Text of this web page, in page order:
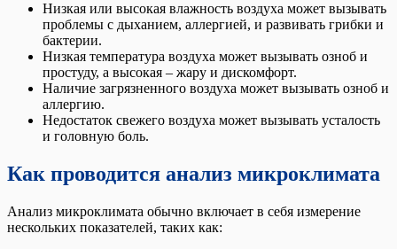
Низкая или высокая влажность воздуха может вызывать
проблемы с дыханием, аллергией, и развивать грибки и
бактерии.
Низкая температура воздуха может вызывать озноб и
простуду, а высокая – жару и дискомфорт.
Наличие загрязненного воздуха может вызывать озноб и
аллергию.
Недостаток свежего воздуха может вызывать усталость
и головную боль.
Как проводится анализ микроклимата
Анализ микроклимата обычно включает в себя измерение
нескольких показателей, таких как: